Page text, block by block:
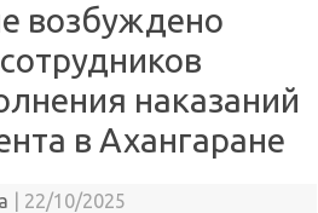
возбуждено
наказаний
в Ахангаране
22/10/2025